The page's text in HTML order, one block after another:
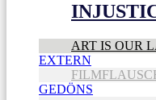
ART IS OUR
EXTERN
GEDÖNS